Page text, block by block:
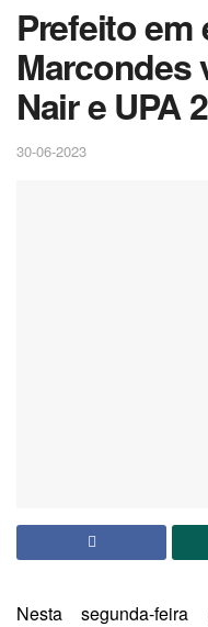
Prefeito em
Marcondes
Nair e UPA
30-06-2023
Nesta segunda-